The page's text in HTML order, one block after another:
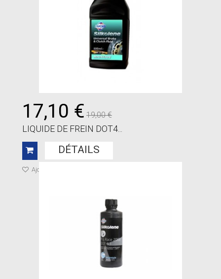
17,10 € 19,00 €
LIQUIDE DE FREIN DOT4...
DÉTAILS
Ajouter à ma liste de cadeaux